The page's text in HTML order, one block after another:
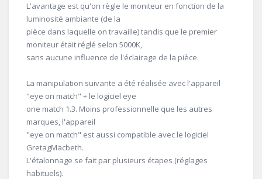
L'avantage est qu'on règle le moniteur en fonction de la
luminosité ambiante (de la
pièce dans laquelle on travaille) tandis que le premier
moniteur était réglé selon 5000K,
sans aucune influence de l'éclairage de la pièce.
La manipulation suivante a été réalisée avec l'appareil
"eye on match" + le logiciel eye
one match 1.3. Moins professionnelle que les autres
marques, l'appareil
"eye on match" est aussi compatible avec le logiciel
GretagMacbeth.
L'étalonnage se fait par plusieurs étapes (réglages
habituels).